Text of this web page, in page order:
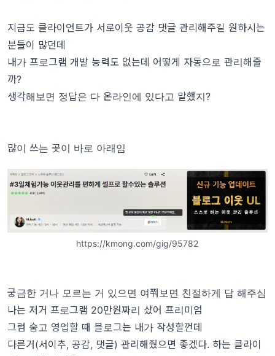
지금도 클라이언트가 서로이웃 공감 댓글 관리해주길 원하시는
분들이 많던데
내가 프로그램 개발 능력도 없는데 어떻게 자동으로 관리해줄
까?
생각해보면 정답은 다 온라인에 있다고 말했지?
많이 쓰는 곳이 바로 아래임
https://kmong.com/gig/95782
궁금한 거나 모르는 거 있으면 여쭤보면 친절하게 답 해주심
나는 저거 프로그램 20만원짜리 샀어 프리미엄
그럼 숨고 영업할 때 블로그는 내가 작성할껀데
다른거(서이추, 공감, 댓글) 관리해줬으면 좋겠다. 하는 클라이